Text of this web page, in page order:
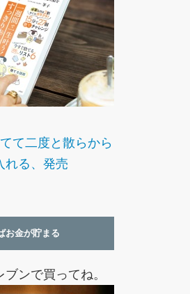
て二度と散らから
れる、発売
お金が貯まる
ンで買ってね。